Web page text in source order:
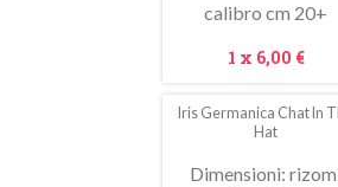
calibro cm 20+
Prezzo
1 x 6,00 €
Iris Germanica Chat In
Hat
Dimensioni: